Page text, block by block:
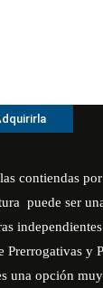
contiendas
puede ser
Prerrogativas y
una opción